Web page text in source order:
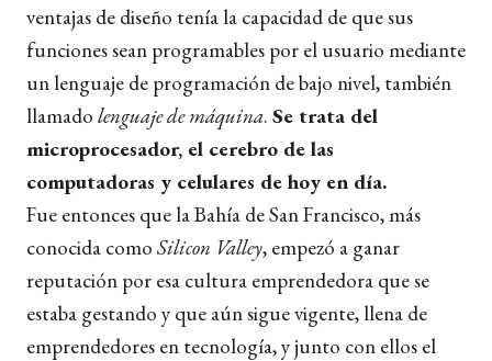
ventajas de diseño tenía la capacidad de que sus
funciones sean programables por el usuario mediante
un lenguaje de programación de bajo nivel, también
llamado lenguaje de máquina. Se trata del
microprocesador, el cerebro de las
computadoras y celulares de hoy en día.
Fue entonces que la Bahía de San Francisco, más
conocida comoSilicon Valley, empezó a ganar
reputación por esa cultura emprendedora que se
estaba gestando y que aún sigue vigente, llena de
emprendedores en tecnología, y junto con ellos el